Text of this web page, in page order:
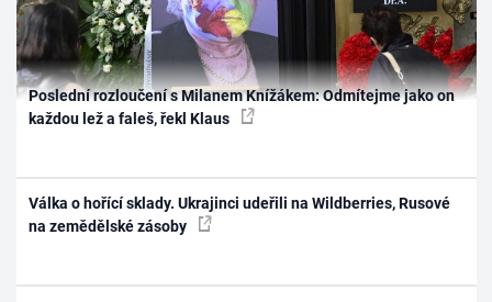
Poslední rozloučení s Milanem Knížákem: Odmítejme jako on
každou lež a faleš, řekl Klaus
Válka o hořící sklady. Ukrajinci udeřili na Wildberries, Rusové
na zemědělské zásoby